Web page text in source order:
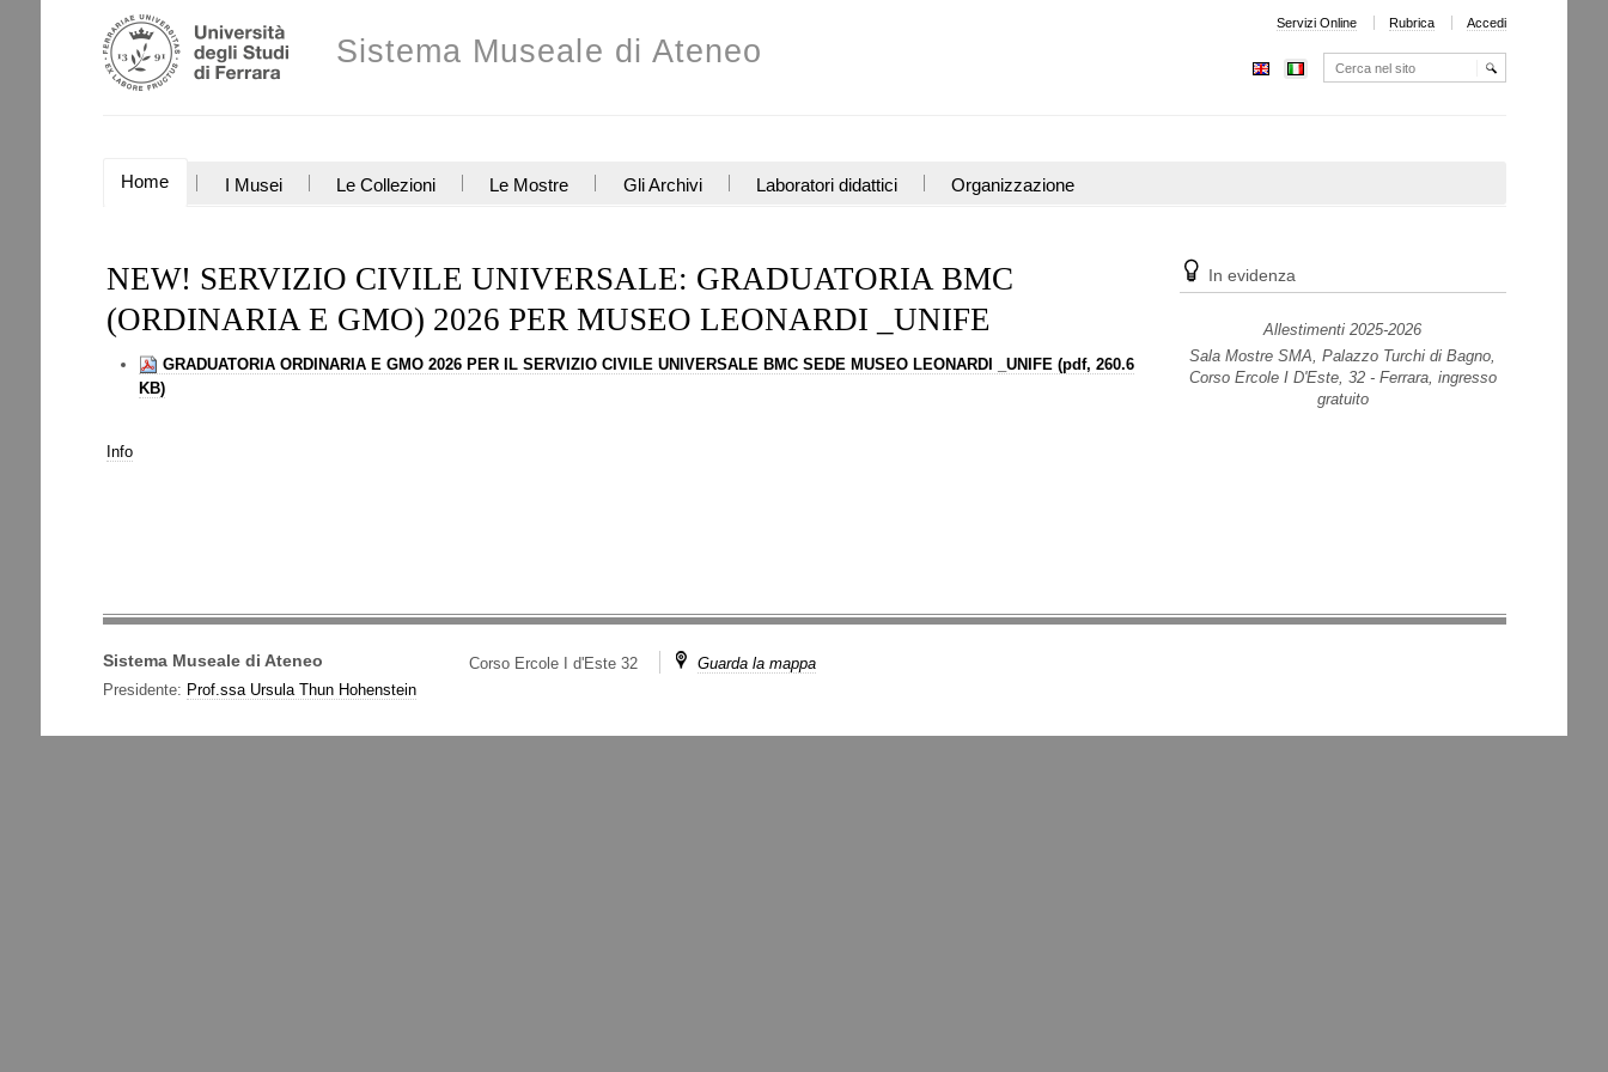
Salta
ai
contenuti.
Strumenti
personali
Sistema Museale di Ateneo
Servizi Online Rubrica Accedi
Cerca nel sito
SEZIONI
Home I Musei Le Collezioni Le Mostre Gli Archivi Laboratori didattici Organizzazione
NEW! SERVIZIO CIVILE UNIVERSALE: GRADUATORIA BMC
(ORDINARIA E GMO) 2026 PER MUSEO LEONARDI _UNIFE
GRADUATORIA ORDINARIA E GMO 2026 PER IL SERVIZIO CIVILE UNIVERSALE BMC SEDE MUSEO LEONARDI _UNIFE
Info
In evidenza
Allestimenti 2025-2026
Sala Mostre SMA, Palazzo Turchi di Bagno,
Corso Ercole I D'Este, 32 - Ferrara, ingresso
gratuito
Sistema Museale di Ateneo
Presidente: Prof.ssa Ursula Thun Hohenstein
Corso Ercole I d'Este 32 Guarda la mappa